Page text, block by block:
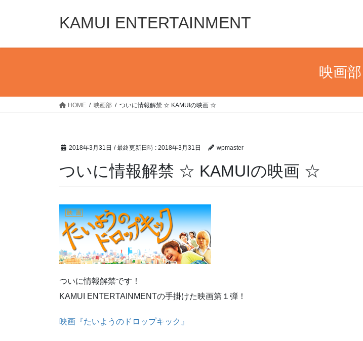
KAMUI ENTERTAINMENT
映画部
HOME 映画部 ついに情報解禁 ☆ KAMUIの映画 ☆
2018年3月31日 / 最終更新日時 : 2018年3月31日 wpmaster
ついに情報解禁 ☆ KAMUIの映画 ☆
ついに情報解禁です！
KAMUI ENTERTAINMENTの手掛けた映画第１弾！
映画『たいようのドロップキック』